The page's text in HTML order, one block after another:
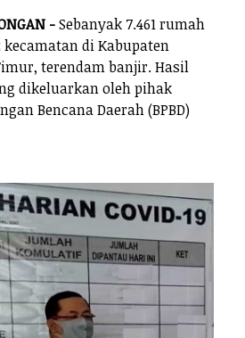
-Sebanyak 7.461 rumah
kecamatan di Kabupaten
terendam banjir. Hasil
dikeluarkan oleh pihak
Bencana Daerah (BPBD)